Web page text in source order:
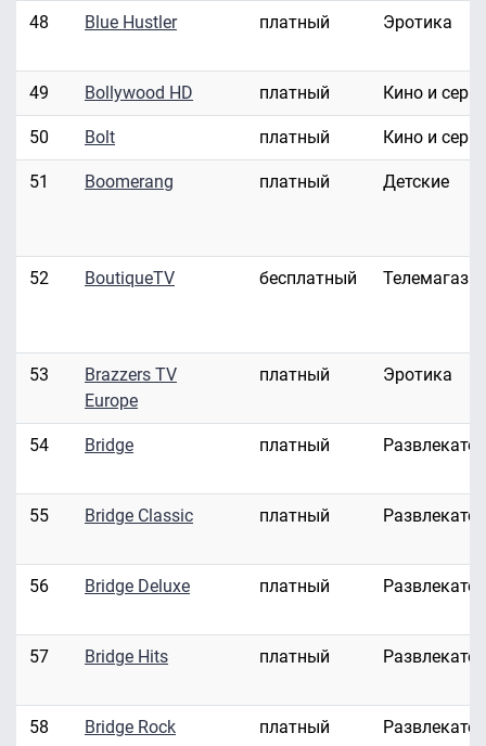
48 Blue Hustler платный Эротика
49 Bollywood HD платный Кино и
50 Bolt платный Кино и
51 Boomerang платный Детские
52 BoutiqueTV бесплатный
53
Brazzers TV
Europe
платный Эротика
54 Bridge платный
55 Bridge Classic платный
56 Bridge Deluxe платный
57 Bridge Hits платный
58 Bridge Rock платный